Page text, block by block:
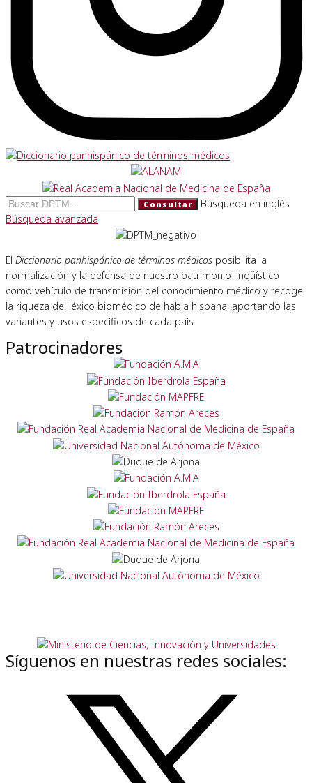
Consultar
Búsqueda en inglés
Búsqueda avanzada
El Diccionario panhispánico de términos médicos posibilita la
normalización y la defensa de nuestro patrimonio lingüístico
como vehículo de transmisión del conocimiento médico y recoge
la riqueza del léxico biomédico de habla hispana, aportando las
variantes y usos específicos de cada país.
Patrocinadores
Síguenos en nuestras redes sociales: